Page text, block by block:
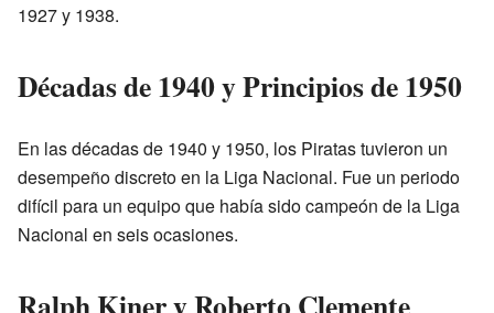
1927 y 1938.
Décadas de 1940 y Principios de 1950
En las décadas de 1940 y 1950, los Piratas tuvieron un
desempeño discreto en la Liga Nacional. Fue un periodo
difícil para un equipo que había sido campeón de la Liga
Nacional en seis ocasiones.